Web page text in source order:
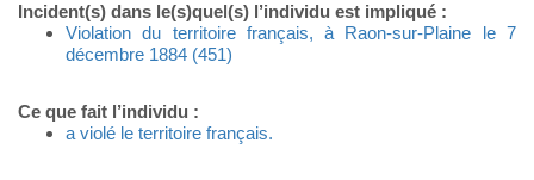
Incident(s) dans le(s)quel(s) l’individu est impliqué :
Violation du territoire français, à Raon-sur-Plaine le 7
décembre 1884 (451)
Ce que fait l’individu :
a violé le territoire français.